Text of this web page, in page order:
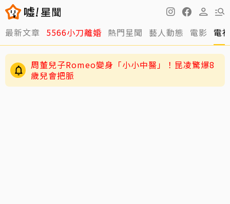
最新文章 5566小刀離婚 熱門星聞 藝人動態 電影 電
周董兒子Romeo變身「小小中醫」！昆凌驚爆8
歲兒會把脈